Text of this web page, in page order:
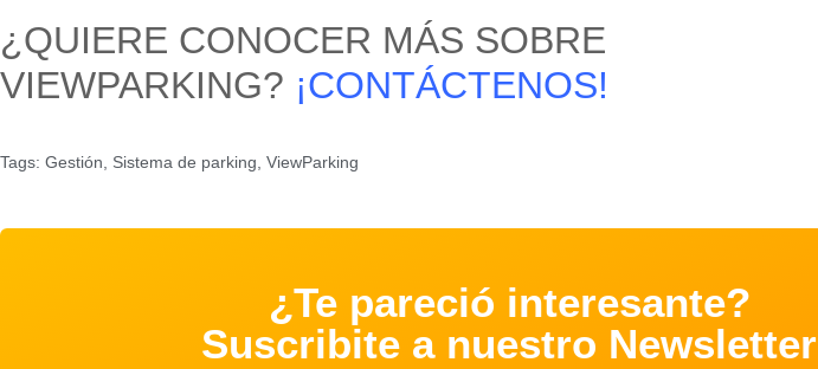
¿QUIERE CONOCER MÁS SOBRE
VIEWPARKING? ¡CONTÁCTENOS!
Tags: Gestión, Sistema de parking, ViewParking
¿Te pareció interesante?
Suscribite a nuestro Newsletter